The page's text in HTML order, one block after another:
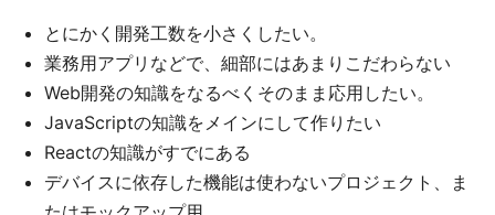
とにかく開発工数を小さくしたい。
業務用アプリなどで、細部にはあまりこだわらない
Web開発の知識をなるべくそのまま応用したい。
JavaScriptの知識をメインにして作りたい
Reactの知識がすでにある
デバイスに依存した機能は使わないプロジェクト、ま